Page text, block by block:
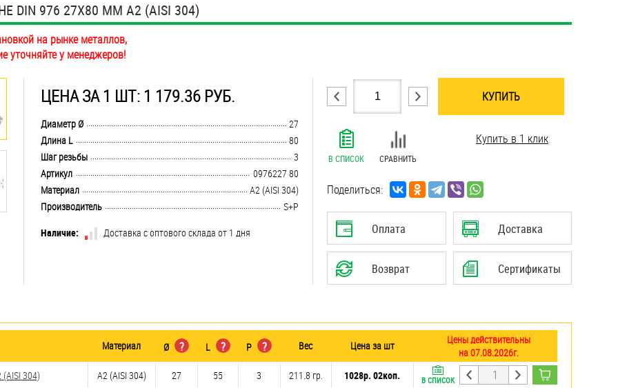
976 27Х80 ММ А2 (AISI 304)
на рынке металлов,
уточняйте у менеджеров!
ЦЕНА ЗА 1 ШТ: 1 179.36 РУБ.
........................................................................................................................................................................................................
Диаметр Ø
27
........................................................................................................................................................................................................
Длина L
80
........................................................................................................................................................................................................
Шаг резьбы
3
........................................................................................................................................................................................................
Артикул
0976227 80
........................................................................................................................................................................................................
Материал
А2 (AISI 304)
........................................................................................................................................................................................................
Производитель
S+P
Наличие:
Доставка с оптового склада от 1 дня
КУПИТЬ
В СПИСОК СРАВНИТЬ
Купить в 1 клик
Поделиться:
Оплата Доставка
Возврат Сертификаты
Материал Ø ? L ? P ? Вес Цена за шт
Цены действительны
на 07.08.2026г.
304)
А2 (AISI 304) 27 55 3 211.8 гр. 1028р. 02коп. В СПИСОК